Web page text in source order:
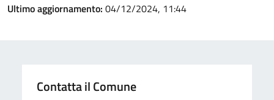
Ultimo aggiornamento: 04/12/2024, 11:44
Contatta il Comune